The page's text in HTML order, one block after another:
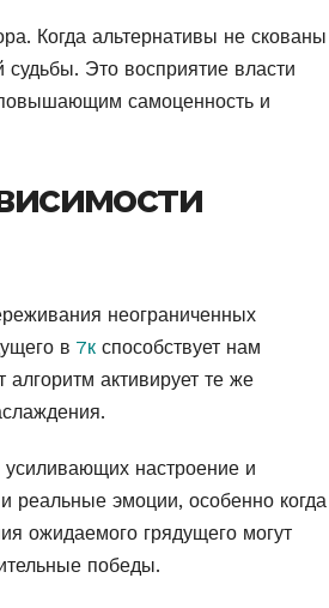
Когда альтернативы не скованы
Это восприятие власти
самоценность и
неограниченных
в 7к способствует нам
активирует те же
настроение и
эмоции, особенно когда
ожидаемого грядущего могут
победы.